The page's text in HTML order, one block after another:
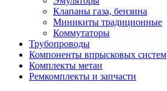
Клапаны газа, бензина
Миникиты традиционные
Коммутаторы
Трубопроводы
Компоненты впрысковых систем
Комплекты метан
Ремкомплекты и запчасти